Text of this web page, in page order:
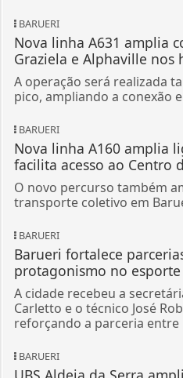
BARUERI
Nova linha A631 amplia
Graziela e Alphaville nos
A operação será realizada
pico, ampliando a conexão
BARUERI
Nova linha A160 amplia
facilita acesso ao Centro
O novo percurso também
transporte coletivo em
BARUERI
Barueri fortalece
protagonismo no esporte
A cidade recebeu a
Carletto e o técnico José
reforçando a parceria entre
BARUERI